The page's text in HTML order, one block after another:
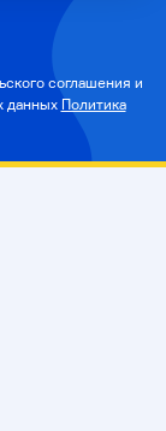
соглашения и
данных Политика